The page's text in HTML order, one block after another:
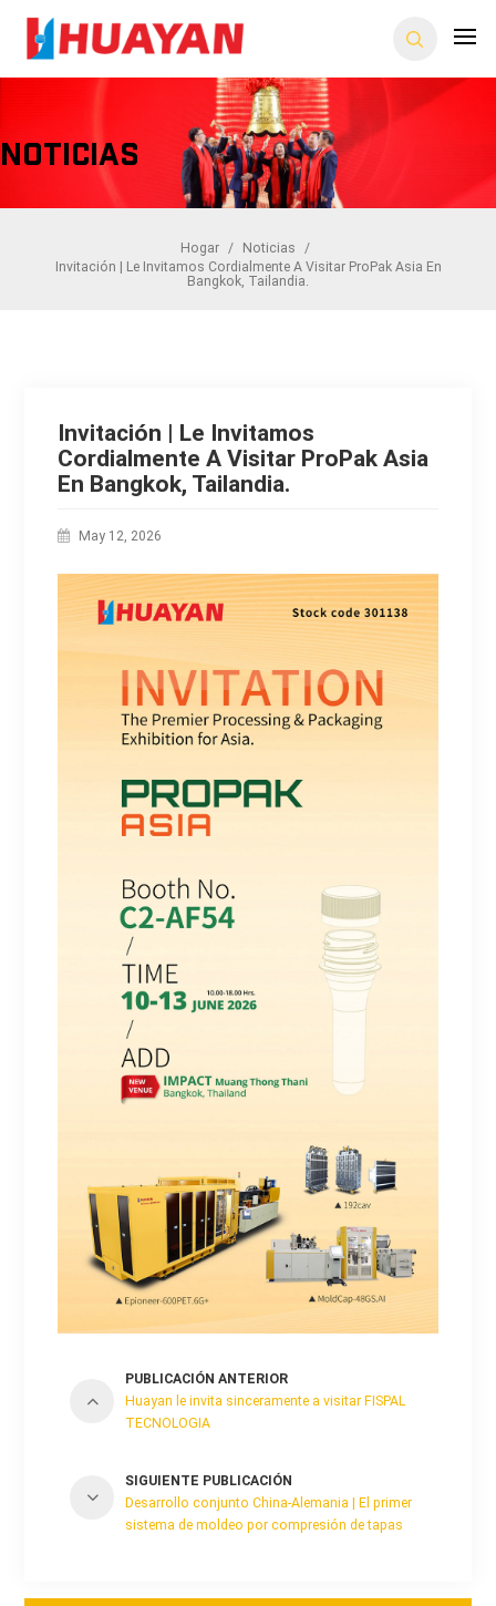
Noticias
Hogar / Noticias
/
Invitación | Le Invitamos Cordialmente A Visitar ProPak Asia En
Bangkok, Tailandia.
Invitación | Le Invitamos
Cordialmente A Visitar ProPak Asia
En Bangkok, Tailandia.
May 12, 2026
PUBLICACIÓN ANTERIOR
Huayan le invita sinceramente a visitar FISPAL
TECNOLOGIA
SIGUIENTE PUBLICACIÓN
Desarrollo conjunto China-Alemania | El primer
sistema de moldeo por compresión de tapas